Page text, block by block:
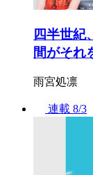
四半世紀
間がそれ
雨宮処凛
連載 8/3